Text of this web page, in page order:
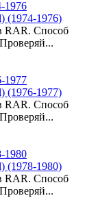
(1974-1976)
RAR. Способ
(1976-1977)
RAR. Способ
(1978-1980)
RAR. Способ